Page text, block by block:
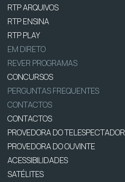
RTP ARQUIVOS
RTP ENSINA
RTP PLAY
EM DIRETO
REVER PROGRAMAS
CONCURSOS
PERGUNTAS FREQUENTES
CONTACTOS
CONTACTOS
PROVEDORA DO TELESPECTADOR
PROVEDORA DO OUVINTE
ACESSIBILIDADES
SATÉLITES